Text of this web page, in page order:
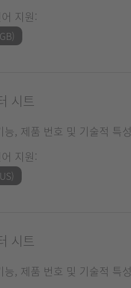
지원:
시트
능, 제품 번호 및 기술적 특
지원:
시트
능, 제품 번호 및 기술적 특